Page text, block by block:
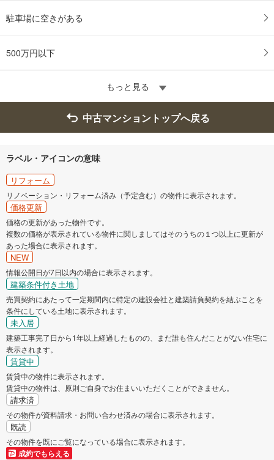
駐車場に空きがある
500万円以下
もっと見る
中古マンショントップへ戻る
ラベル・アイコンの意味
リフォーム
リノベーション・リフォーム済み（予定含む）の物件に表示されます。
価格更新
価格の更新があった物件です。
複数の価格が表示されている物件に関しましてはそのうちの１つ以上に更新が
あった場合に表示されます。
NEW
情報公開日が7日以内の場合に表示されます。
建築条件付き土地
売買契約にあたって一定期間内に特定の建設会社と建築請負契約を結ぶことを
条件にしている土地に表示されます。
未入居
建築工事完了日から1年以上経過したものの、まだ誰も住んだことがない住宅に
表示されます。
賃貸中
賃貸中の物件に表示されます。
賃貸中の物件は、原則ご自身でお住まいいただくことができません。
請求済
その物件が資料請求・お問い合わせ済みの場合に表示されます。
既読
その物件を既にご覧になっている場合に表示されます。
成約でもらえる